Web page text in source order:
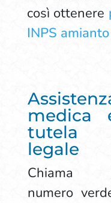
così ottenere
INPS amianto
medica
tutela
legale
Chiama
numero